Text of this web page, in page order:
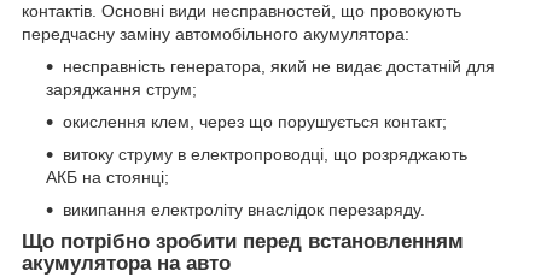
контактів. Основні види несправностей, що провокують
передчасну заміну автомобільного акумулятора:
несправність генератора, який не видає достатній для
заряджання струм;
окислення клем, через що порушується контакт;
витоку струму в електропроводці, що розряджають
АКБ на стоянці;
википання електроліту внаслідок перезаряду.
Що потрібно зробити перед встановленням
акумулятора на авто